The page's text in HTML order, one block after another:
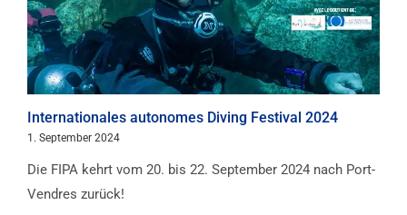
Internationales autonomes Diving Festival 2024
1. September 2024
Die FIPA kehrt vom 20. bis 22. September 2024 nach Port-
Vendres zurück!